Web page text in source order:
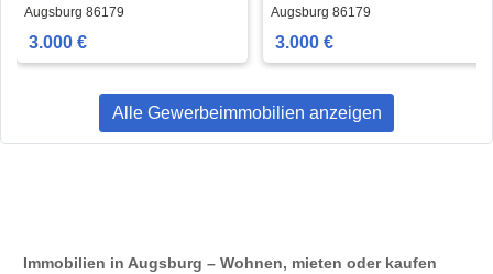
LAGE
Augsburg 86179
3.000 €
MÖGLICHKEITEN
Augsburg 86179
3.000 €
Alle Gewerbeimmobilien anzeigen
Immobilien in Augsburg – Wohnen, mieten oder kaufen